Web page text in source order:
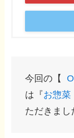
今回の【
は『お惣
ただきまし